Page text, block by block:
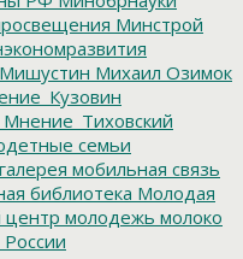
Минстрой
Михаил Озимок
Мнение_Тиховский
семьи
мобильная связь
библиотека Молодая
центр молодежь молоко